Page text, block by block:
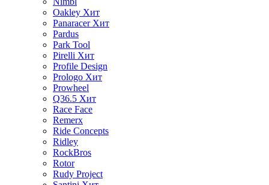
Oakley Хит
Panaracer Хит
Pardus
Park Tool
Pirelli Хит
Profile Design
Prologo Хит
Prowheel
Q36.5 Хит
Race Face
Remerx
Ride Concepts
Ridley
RockBros
Rotor
Rudy Project